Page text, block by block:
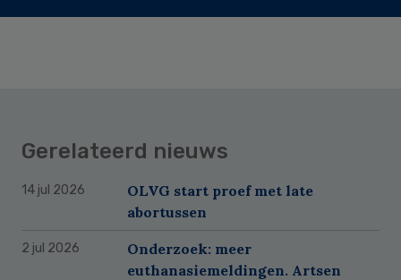
Gerelateerd nieuws
14 jul 2026
OLVG start proef met late
abortussen
2 jul 2026
Onderzoek: meer
euthanasiemeldingen. Artsen